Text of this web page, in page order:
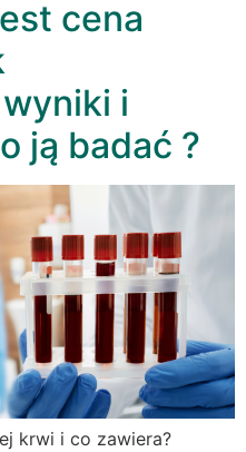
cena
i
ją badać ?
krwi i co zawiera?